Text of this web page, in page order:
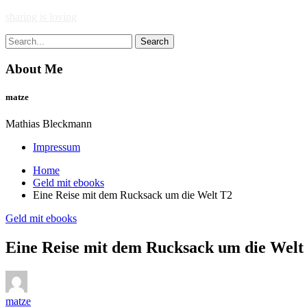
content
Search
for:
About Me
matze
Mathias Bleckmann
Impressum
Home
Geld mit ebooks
Eine Reise mit dem Rucksack um die Welt T2
Geld mit ebooks
Eine Reise mit dem Rucksack um die
matze